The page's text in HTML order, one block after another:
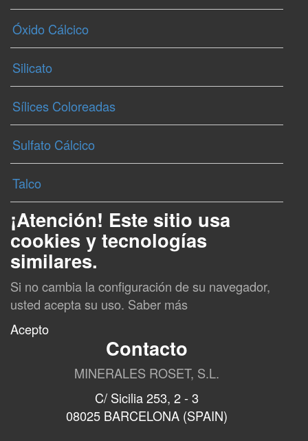
Óxido Cálcico
Silicato
Sílices Coloreadas
Sulfato Cálcico
Talco
¡Atención! Este sitio usa
cookies y tecnologías
similares.
Si no cambia la configuración de su navegador,
usted acepta su uso. Saber más
Acepto
Contacto
MINERALES ROSET, S.L.
C/ Sicilia 253, 2 - 3
08025 BARCELONA (SPAIN)